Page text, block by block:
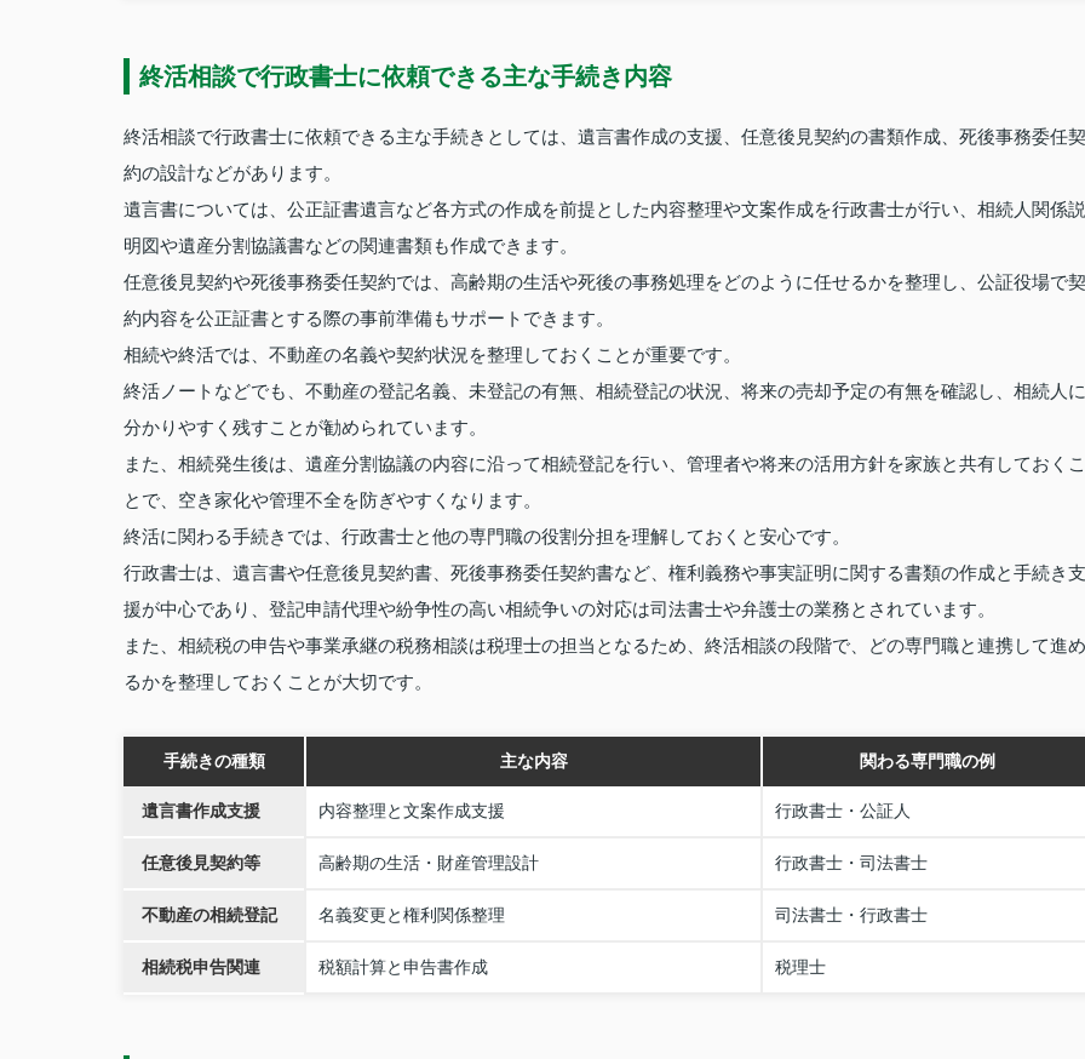
終活相談で行政書士に依頼できる主な手続き内容
終活相談で行政書士に依頼できる主な手続きとしては、遺言書作成の支援、任意後見契約の書類作成、死後事務委任契
約の設計などがあります。
遺言書については、公正証書遺言など各方式の作成を前提とした内容整理や文案作成を行政書士が行い、相続人関係説
明図や遺産分割協議書などの関連書類も作成できます。
任意後見契約や死後事務委任契約では、高齢期の生活や死後の事務処理をどのように任せるかを整理し、公証役場で契
約内容を公正証書とする際の事前準備もサポートできます。
相続や終活では、不動産の名義や契約状況を整理しておくことが重要です。
終活ノートなどでも、不動産の登記名義、未登記の有無、相続登記の状況、将来の売却予定の有無を確認し、相続人に
分かりやすく残すことが勧められています。
また、相続発生後は、遺産分割協議の内容に沿って相続登記を行い、管理者や将来の活用方針を家族と共有しておくこ
とで、空き家化や管理不全を防ぎやすくなります。
終活に関わる手続きでは、行政書士と他の専門職の役割分担を理解しておくと安心です。
行政書士は、遺言書や任意後見契約書、死後事務委任契約書など、権利義務や事実証明に関する書類の作成と手続き支
援が中心であり、登記申請代理や紛争性の高い相続争いの対応は司法書士や弁護士の業務とされています。
また、相続税の申告や事業承継の税務相談は税理士の担当となるため、終活相談の段階で、どの専門職と連携して進め
るかを整理しておくことが大切です。
手続きの種類 主な内容 関わる専門職の例
遺言書作成支援 内容整理と文案作成支援 行政書士・公証人
任意後見契約等 高齢期の生活・財産管理設計 行政書士・司法書士
不動産の相続登記 名義変更と権利関係整理 司法書士・行政書士
相続税申告関連 税額計算と申告書作成 税理士